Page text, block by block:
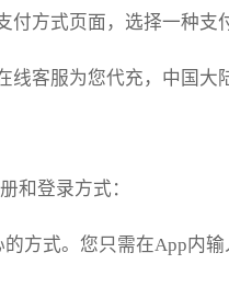
付方式页面，选择一种支
线客服为您代充，中国
和登录方式：
这是最核心的方式。您只需在